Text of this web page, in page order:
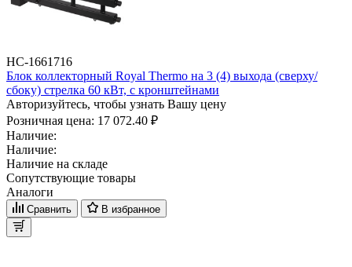
НС-1661716
Блок коллекторный Royal Thermo на 3 (4) выхода (сверху/
сбоку) стрелка 60 кВт, с кронштейнами
Авторизуйтесь, чтобы узнать Вашу цену
Розничная цена: 17 072.40 ₽
Наличие:
Наличие:
Наличие на складе
Сопутствующие товары
Аналоги
Сравнить В избранное